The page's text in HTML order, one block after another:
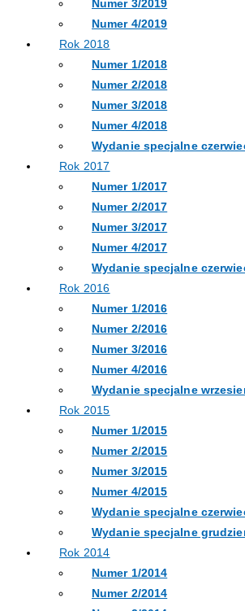
Numer 3/2019
Numer 4/2019
Rok 2018
Numer 1/2018
Numer 2/2018
Numer 3/2018
Numer 4/2018
Wydanie specjalne
Rok 2017
Numer 1/2017
Numer 2/2017
Numer 3/2017
Numer 4/2017
Wydanie specjalne
Rok 2016
Numer 1/2016
Numer 2/2016
Numer 3/2016
Numer 4/2016
Wydanie specjalne
Rok 2015
Numer 1/2015
Numer 2/2015
Numer 3/2015
Numer 4/2015
Wydanie specjalne
Wydanie specjalne
Rok 2014
Numer 1/2014
Numer 2/2014